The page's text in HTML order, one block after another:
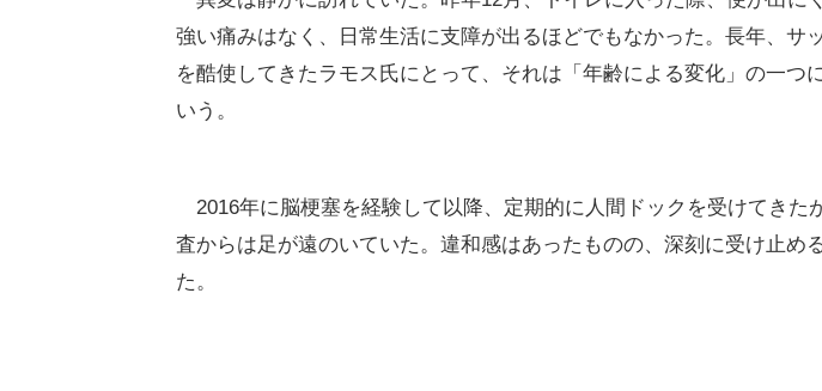
強い痛みはなく、日常生活に支障が出るほどでもなかった。長年、サ
を酷使してきたラモス氏にとって、それは「年齢による変化」の一つ
いう。
2016年に脳梗塞を経験して以降、定期的に人間ドックを受けてきた
査からは足が遠のいていた。違和感はあったものの、深刻に受け止め
た。